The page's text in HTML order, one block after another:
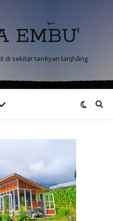
EMBU'
di sekitar tanèyan lanjhâng